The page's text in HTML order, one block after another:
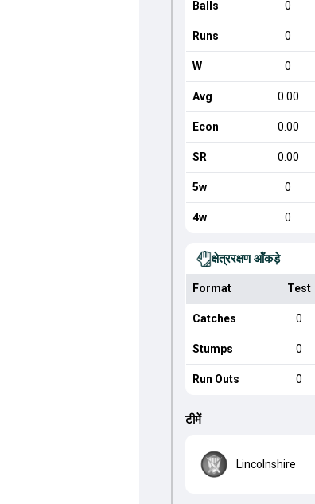
Balls 0
Runs 0
W 0
Avg 0.00
Econ 0.00
SR 0.00
5w 0
4w 0
क्षेत्ररक्षण आँकड़े
Format Test
Catches 0
Stumps 0
Run Outs 0
टीमें
Lincolnshire